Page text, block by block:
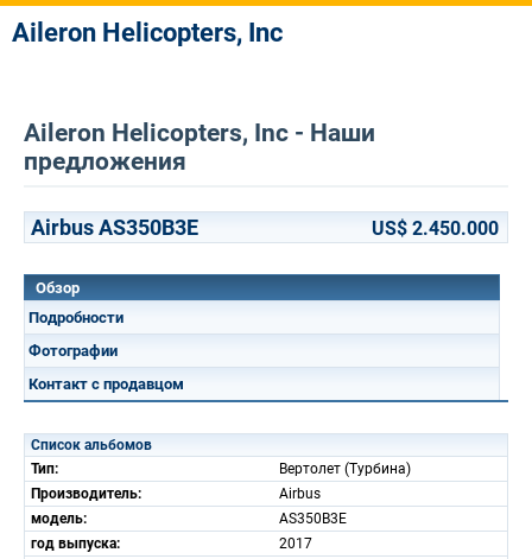
Aileron Helicopters, Inc
Aileron Helicopters, Inc - Наши
предложения
Airbus AS350B3E US$ 2.450.000
Обзор
Подробности
Фотографии
Контакт с продавцом
Список альбомов
Тип:
Вертолет (Турбина)
Производитель:
Airbus
модель:
AS350B3E
год выпуска:
2017